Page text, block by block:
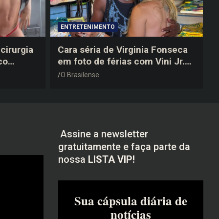
a
ENTRETENIMENTO
Cara séria de Virginia Fonseca
em foto de férias com Vini Jr.
vira piada na web: “Não
O Brasilense
Assine a newsletter
gratuitamente e faça parte da
nossa LISTA VIP!
Sua cápsula diária de
notícias